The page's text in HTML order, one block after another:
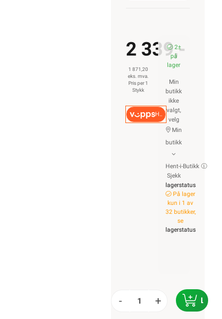
2 339,-
1 871,20
eks. mva.
Pris per 1
Stykk
Hurtigkasse
2±
på
lager
Min
butikk
ikke
valgt,
velg
Min
butikk
Hent-i-Butikk
Sjekk
lagerstatus
På lager
kun i 1 av
32 butikker,
se
lagerstatus
- +